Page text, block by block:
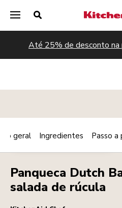
Até 25% de desconto na
PEQUENO-ALMOÇO/BRUNCH
Panqueca Dutch
salada de rúcula
geral Ingredientes Passo a